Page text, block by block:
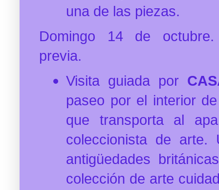
una de las piezas.
Domingo 14 de octubre.
previa.
Visita guiada por
paseo por el interior
que transporta al
coleccionista de arte.
antigüedades
colección de arte